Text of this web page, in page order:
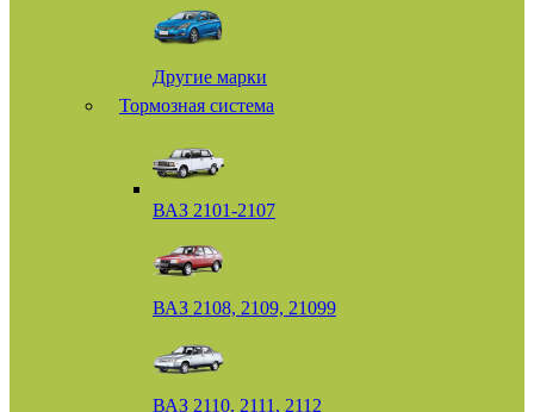
Другие марки
Тормозная система
ВАЗ 2101-2107
ВАЗ 2108, 2109, 21099
ВАЗ 2110, 2111, 2112